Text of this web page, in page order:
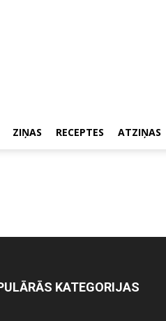
ZIŅAS RECEPTES ATZIŅAS
KATEGORIJAS